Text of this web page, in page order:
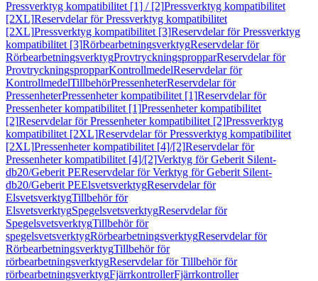
Pressverktyg kompatibilitet [1] / [2]Pressverktyg kompatibilitet
[2XL]Reservdelar för Pressverktyg kompatibilitet
[2XL]Pressverktyg kompatibilitet [3]Reservdelar för Pressverktyg
kompatibilitet [3]RörbearbetningsverktygReservdelar för
RörbearbetningsverktygProvtryckningspropparReservdelar för
ProvtryckningspropparKontrollmedelReservdelar för
KontrollmedelTillbehörPressenheterReservdelar för
PressenheterPressenheter kompatibilitet [1]Reservdelar för
Pressenheter kompatibilitet [1]Pressenheter kompatibilitet
[2]Reservdelar för Pressenheter kompatibilitet [2]Pressverktyg
kompatibilitet [2XL]Reservdelar för Pressverktyg kompatibilitet
[2XL]Pressenheter kompatibilitet [4]/[2]Reservdelar för
Pressenheter kompatibilitet [4]/[2]Verktyg för Geberit Silent-
db20/Geberit PEReservdelar för Verktyg för Geberit Silent-
db20/Geberit PEElsvetsverktygReservdelar för
ElsvetsverktygTillbehör för
ElsvetsverktygSpegelsvetsverktygReservdelar för
SpegelsvetsverktygTillbehör för
spegelsvetsverktygRörbearbetningsverktygReservdelar för
RörbearbetningsverktygTillbehör för
rörbearbetningsverktygReservdelar för Tillbehör för
rörbearbetningsverktygFjärrkontrollerFjärrkontroller